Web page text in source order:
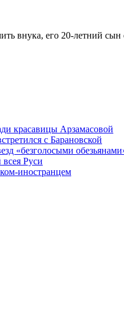
внука, его 20-летний
красавицы Арзамасовой
с Барановской
«безголосыми
всея Руси
иностранцем